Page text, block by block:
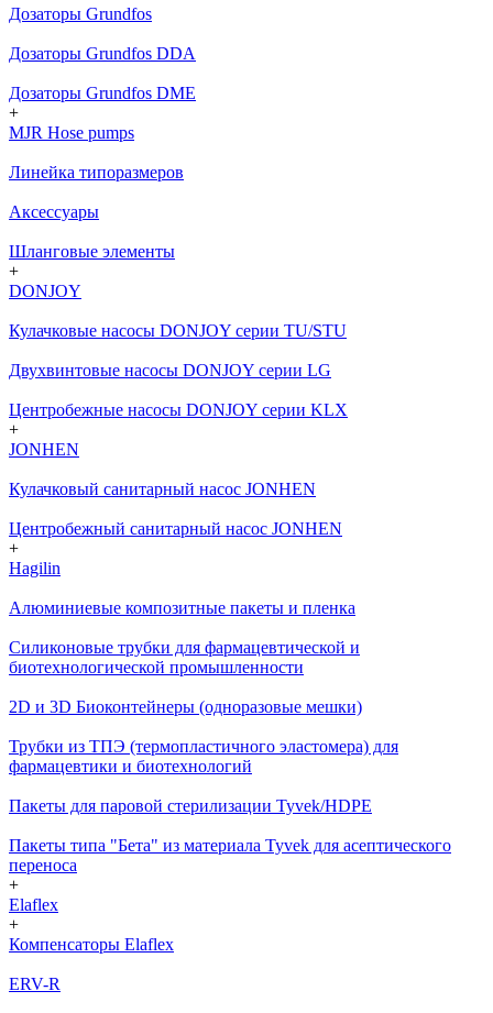
Дозаторы Grundfos
Дозаторы Grundfos DDA
Дозаторы Grundfos DME
+
MJR Hose pumps
Линейка типоразмеров
Аксессуары
Шланговые элементы
+
DONJOY
Кулачковые насосы DONJOY серии TU/STU
Двухвинтовые насосы DONJOY серии LG
Центробежные насосы DONJOY серии KLX
+
JONHEN
Кулачковый санитарный насос JONHEN
Центробежный санитарный насос JONHEN
+
Hagilin
Алюминиевые композитные пакеты и пленка
Силиконовые трубки для фармацевтической и
биотехнологической промышленности
2D и 3D Биоконтейнеры (одноразовые мешки)
Трубки из ТПЭ (термопластичного эластомера) для
фармацевтики и биотехнологий
Пакеты для паровой стерилизации Tyvek/HDPE
Пакеты типа "Бета" из материала Tyvek для асептического
переноса
+
Elaflex
+
Компенсаторы Elaflex
ERV-R